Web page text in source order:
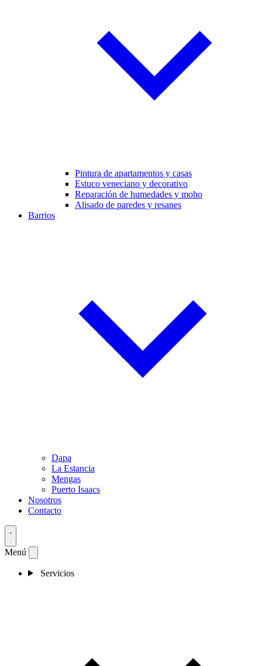
Pintura de apartamentos y casas
Estuco veneciano y decorativo
Reparación de humedades y moho
Alisado de paredes y resanes
Barrios
Dapa
La Estancia
Mengas
Puerto Isaacs
Nosotros
Contacto
Menú
Servicios